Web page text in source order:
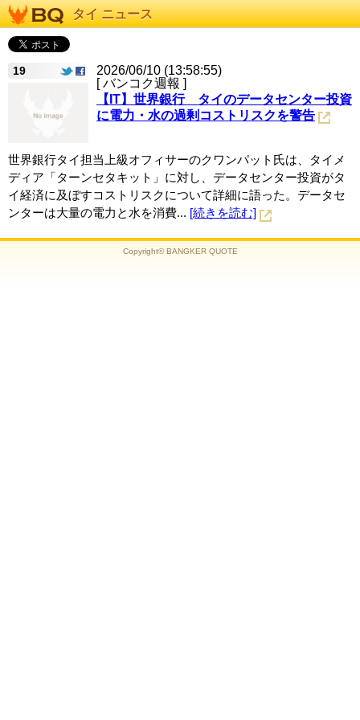
タイ ニュース
19
2026/06/10 (13:58:55)
[ バンコク週報 ]
【IT】世界銀行 タイのデータセンター投資
に電力・水の過剰コストリスクを警告
世界銀行タイ担当上級オフィサーのクワンパット氏は、タイメ
ディア「ターンセタキット」に対し、データセンター投資がタ
イ経済に及ぼすコストリスクについて詳細に語った。データセ
ンターは大量の電力と水を消費... [続きを読む]
Copyright© BANGKER QUOTE